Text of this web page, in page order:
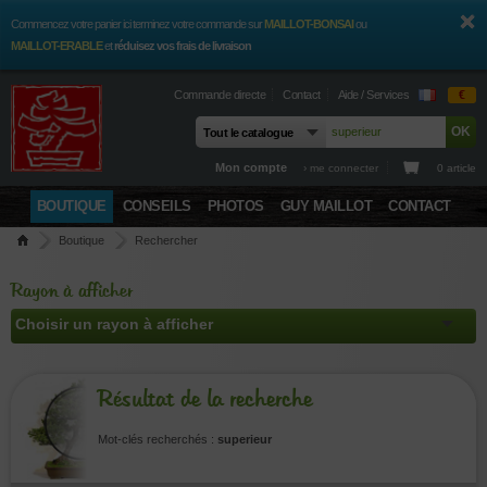
Commencez votre panier ici terminez votre commande surMAILLOT-BONSAIou
MAILLOT-ERABLEetréduisez vos frais de livraison
Commande directe Contact Aide / Services €
Mon compte › me connecter 0 article
BOUTIQUE CONSEILS PHOTOS GUY MAILLOT CONTACT
Boutique Rechercher
Rayon à afficher
Résultat de la recherche
Mot-clés recherchés : superieur